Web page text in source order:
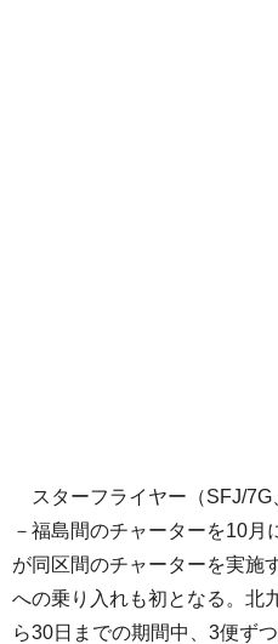
スターフライヤー（SFJ/7G
－福島間のチャーターを10月
が同区間のチャーターを実施
への乗り入れも初となる。北
ら30日までの期間中、3便ず